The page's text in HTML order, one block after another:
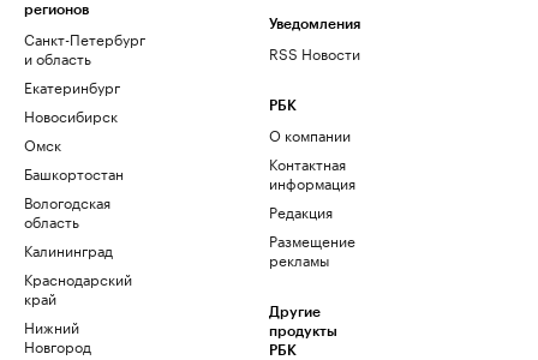
регионов
Санкт-Петербург
и область
Екатеринбург
Новосибирск
Омск
Башкортостан
Вологодская
область
Калининград
Краснодарский
край
Нижний
Новгород
Уведомления
RSS Новости
РБК
О компании
Контактная
информация
Редакция
Размещение
рекламы
Другие
продукты
РБК